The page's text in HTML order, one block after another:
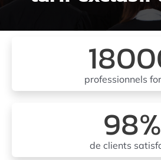
professionnels
98%
de clients